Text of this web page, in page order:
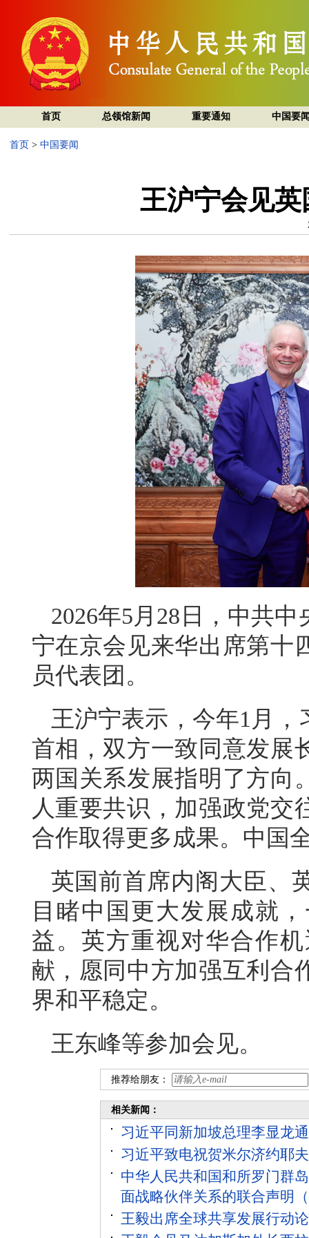
首页 总领馆新闻 重要通知 中国要
首页 > 中国要闻
王沪宁会见
2026年5月28日，中共
宁在京会见来华出席第十
员代表团。
王沪宁表示，今年1月
首相，双方一致同意发展
两国关系发展指明了方向
人重要共识，加强政党交
合作取得更多成果。中国
英国前首席内阁大臣、
目睹中国更大发展成就
益。英方重视对华合作
献，愿同中方加强互利合
界和平稳定。
王东峰等参加会见。
推荐给朋友：
相关新闻：
习近平同新加坡总理李显龙
习近平致电祝贺米尔济约耶
中华人民共和国和所罗门群
面战略伙伴关系的联合声明
王毅出席全球共享发展行动